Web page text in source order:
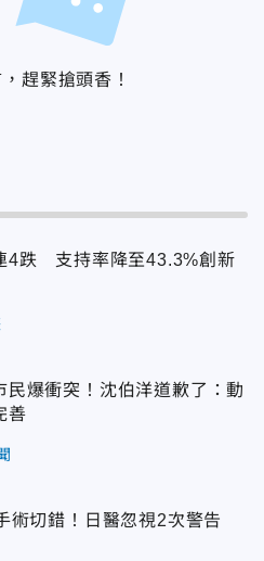
趕緊搶頭香！
4跌 支持率降至43.3%創新
民爆衝突！沈伯洋道歉了：動
善
術切錯！日醫忽視2次警告